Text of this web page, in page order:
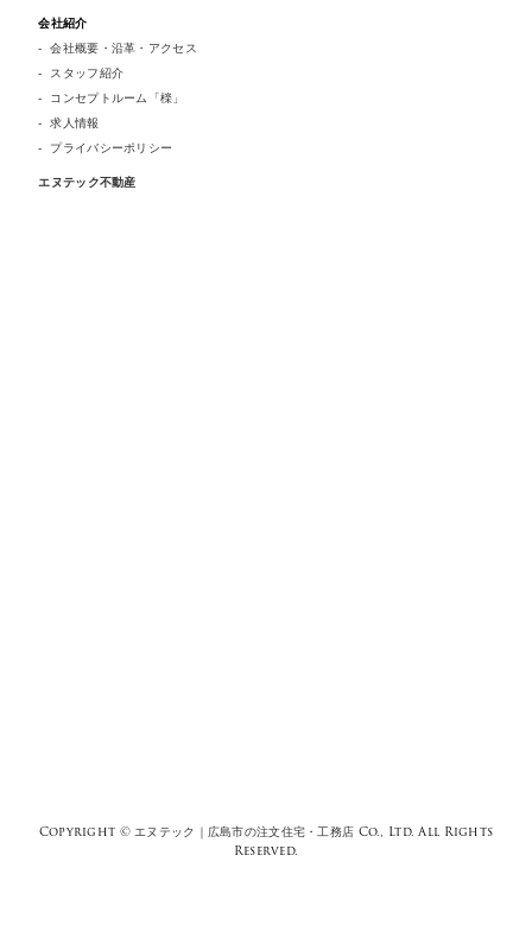
会社紹介
会社概要・沿革・アクセス
スタッフ紹介
コンセプトルーム「檪」
求人情報
プライバシーポリシー
エヌテック不動産
Copyright ©エヌテック｜広島市の注文住宅・工務店 Co., Ltd. All Rights
Reserved.